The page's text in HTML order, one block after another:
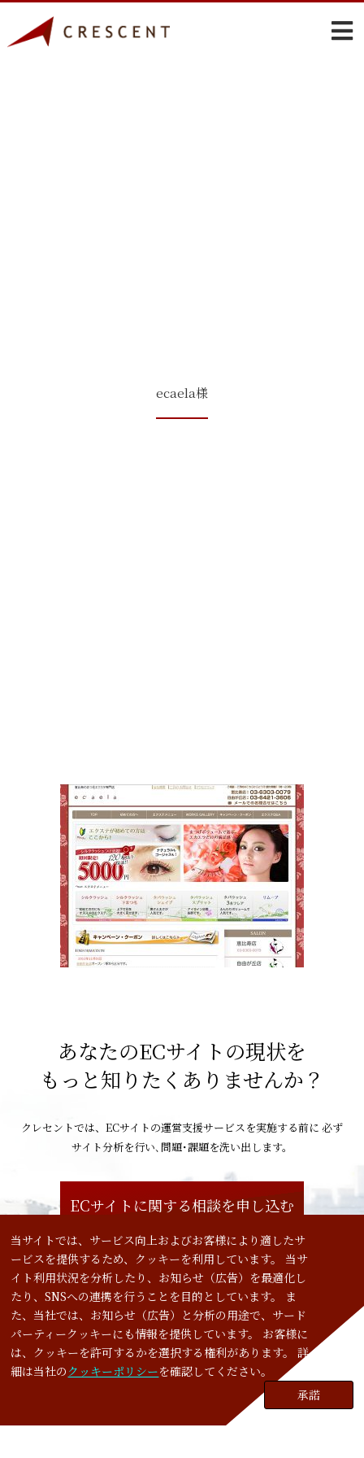
ecaela様
あなたのECサイトの現状を
もっと知りたくありませんか？
クレセントでは、ECサイトの運営支援サービスを実施する前に 必ず
サイト分析を行い､問題･課題を洗い出します。
ECサイトに関する相談を申し込む
会社案内
サービス
実績
当サイトでは、サービス向上およびお客様により適したサ
ービスを提供するため、クッキーを利用しています。 当サ
イト利用状況を分析したり、お知らせ（広告）を最適化し
たり、SNSへの連携を行うことを目的としています。 ま
た、当社では、お知らせ（広告）と分析の用途で、サード
パーティークッキーにも情報を提供しています。 お客様に
は、クッキーを許可するかを選択する権利があります。 詳
細は当社の クッキーポリシーを確認してください。
承諾